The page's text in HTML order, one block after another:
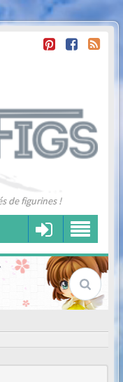
de figurines !